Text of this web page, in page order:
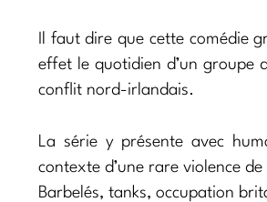
Il faut dire que cette comédie
effet le quotidien d’un groupe
conflit nord-irlandais.
La série y présente avec
contexte d’une rare violence de
Barbelés, tanks, occupation